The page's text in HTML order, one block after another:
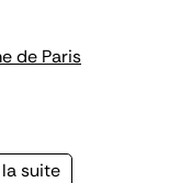
de Paris
suite